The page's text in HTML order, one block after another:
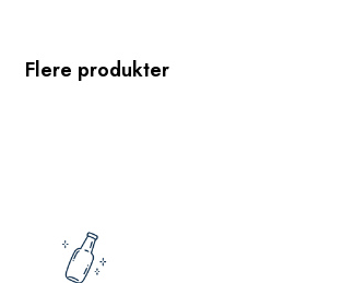
Flere produkter